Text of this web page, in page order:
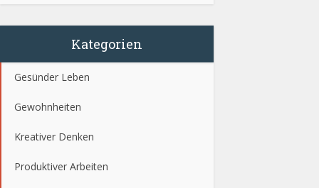
Kategorien
Gesünder Leben
Gewohnheiten
Kreativer Denken
Produktiver Arbeiten